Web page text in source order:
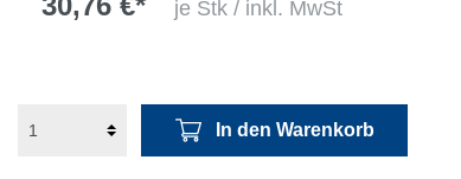
je Stk / inkl. MwSt
In den Warenkorb